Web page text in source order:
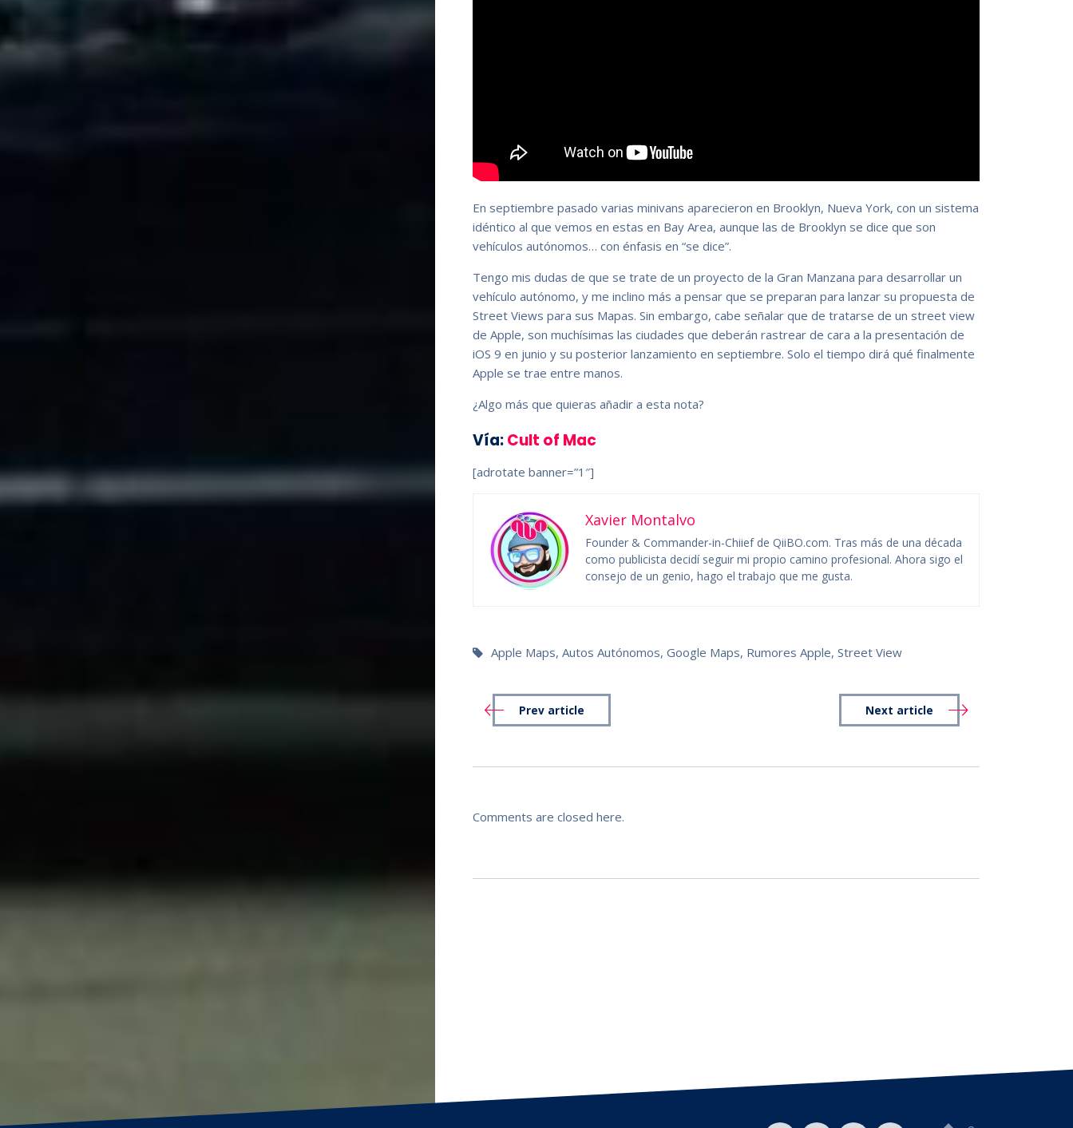
En septiembre pasado varias minivans aparecieron en Brooklyn, Nueva York, con un sistema
idéntico al que vemos en estas en Bay Area, aunque las de Brooklyn se dice que son
vehículos autónomos… con énfasis en “se dice”.
Tengo mis dudas de que se trate de un proyecto de la Gran Manzana para desarrollar un
vehículo autónomo, y me inclino más a pensar que se preparan para lanzar su propuesta de
Street Views para sus Mapas. Sin embargo, cabe señalar que de tratarse de un street view
de Apple, son muchísimas las ciudades que deberán rastrear de cara a la presentación de
iOS 9 en junio y su posterior lanzamiento en septiembre. Solo el tiempo dirá qué finalmente
Apple se trae entre manos.
¿Algo más que quieras añadir a esta nota?
Vía:Cult of Mac
[adrotate banner=”1″]
Xavier Montalvo
Founder & Commander-in-Chiief de QiiBO.com. Tras más de una década
como publicista decidí seguir mi propio camino profesional. Ahora sigo el
consejo de un genio, hago el trabajo que me gusta.
Apple Maps,Autos Autónomos,Google Maps, Rumores Apple,Street View
Prev article Next article
Comments are closed here.